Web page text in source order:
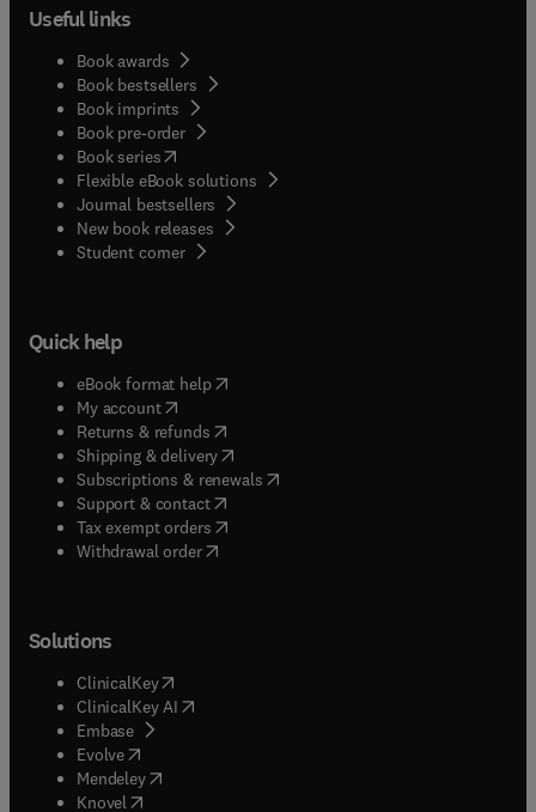
Useful links
Book awards
Book bestsellers
Book imprints
Book pre-order
Book series(opens in new tab/window
Flexible eBook solutions
Journal bestsellers
New book releases
Student corner( opens in new tab/window
Quick help
eBook format help( opens in new tab/window
My account( opens in new tab/window
Returns & refunds( opens in new tab/window
Shipping & delivery(opens in new tab/window
Subscriptions & renewals( opens in new tab/window
Support & contact( opens in new tab/window
Tax exempt orders( opens in new tab/window
Withdrawal order
Solutions
ClinicalKey(opens in new tab/window
ClinicalKey AI opens in new tab/window
Embase( opens in new tab/window
Evolve(opens in new tab/window
Mendeley( opens in new tab/window
Knovel (opens in new tab/window